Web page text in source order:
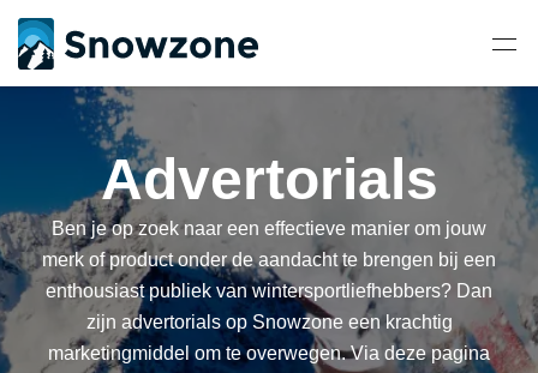
Advertorials
Ben je op zoek naar een effectieve manier om jouw
merk of product onder de aandacht te brengen bij een
enthousiast publiek van wintersportliefhebbers? Dan
zijn advertorials op Snowzone een krachtig
marketingmiddel om te overwegen. Via deze pagina